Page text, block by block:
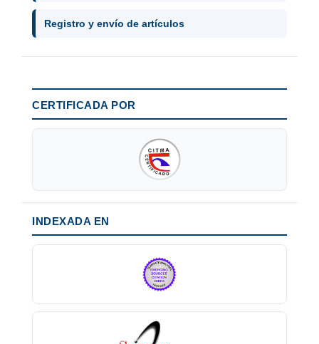
Registro y envío de artículos
CERTIFICADA POR
INDEXADA EN